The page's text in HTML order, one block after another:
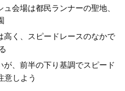
会場は都民ランナーの聖地、
高く、スピードレースのなかで
が、前半の下り基調でスピード
意しよう